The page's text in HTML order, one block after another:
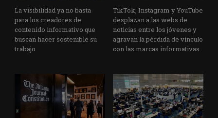
La visibilidad ya no basta
para los creadores de
contenido informativo que
buscan hacer sostenible su
trabajo
TikTok, Instagram y YouTube
desplazan a las webs de
noticias entre los jóvenes y
agravan la pérdida de vínculo
con las marcas informativas